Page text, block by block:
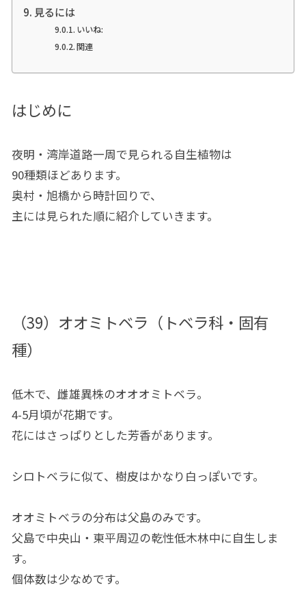
見るには
いいね:
関連
はじめに
夜明・湾岸道路一周で見られる自生植物は
90種類ほどあります。
奥村・旭橋から時計回りで、
主には見られた順に紹介していきます。
（39）オオミトベラ（トベラ科・固有
種）
低木で、雌雄異株のオオオミトベラ。
4-5月頃が花期です。
花にはさっぱりとした芳香があります。
シロトベラに似て、樹皮はかなり白っぽいです。
オオミトベラの分布は父島のみです。
父島で中央山・東平周辺の乾性低木林中に自生しま
す。
個体数は少なめです。